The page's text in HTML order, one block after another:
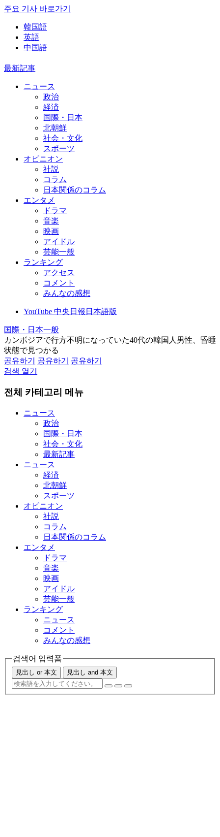
주요 기사 바로가기
韓国語
英語
中国語
最新記事
ニュース
政治
経済
国際・日本
北朝鮮
社会・文化
スポーツ
オピニオン
社説
コラム
日本関係のコラム
エンタメ
ドラマ
音楽
映画
アイドル
芸能一般
ランキング
アクセス
コメント
みんなの感想
YouTube 中央日報日本語版
国際・日本一般
カンボジアで行方不明になっていた40代の韓国人男性、昏睡
状態で見つかる
공유하기
공유하기
공유하기
검색 열기
전체 카테고리 메뉴
ニュース
政治
国際・日本
社会・文化
最新記事
ニュース
経済
北朝鮮
スポーツ
オピニオン
社説
コラム
日本関係のコラム
エンタメ
ドラマ
音楽
映画
アイドル
芸能一般
ランキング
ニュース
コメント
みんなの感想
검색어 입력폼
見出し or 本文 見出し and 本文